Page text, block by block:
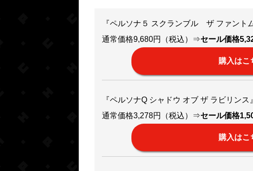
『ペルソナ５ スクランブル ザ ファント
通常価格9,680円（税込）⇒セール価格
購入はこ
『ペルソナQ シャドウ オブ ザ ラビリンス
通常価格3,278円（税込）⇒セール価格
購入はこ